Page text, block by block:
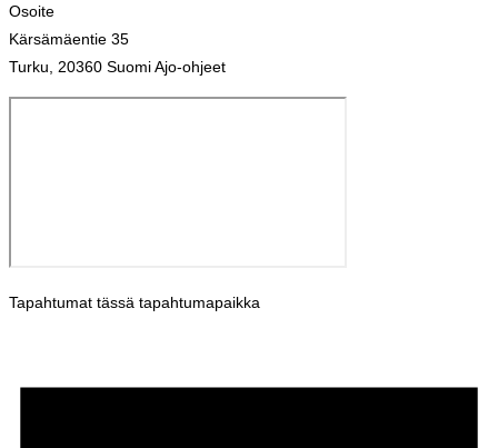
Osoite
Kärsämäentie 35
Turku
20360 SuomiAjo-ohjeet
Tapahtumat tässä tapahtumapaikka